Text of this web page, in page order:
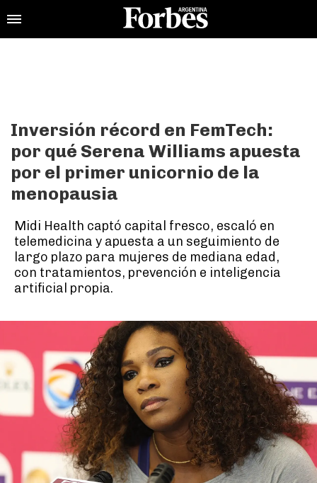
Inversión récord en FemTech:
por qué Serena Williams apuesta
por el primer unicornio de la
menopausia
Midi Health captó capital fresco, escaló en
telemedicina y apuesta a un seguimiento de
largo plazo para mujeres de mediana edad,
con tratamientos, prevención e inteligencia
artificial propia.